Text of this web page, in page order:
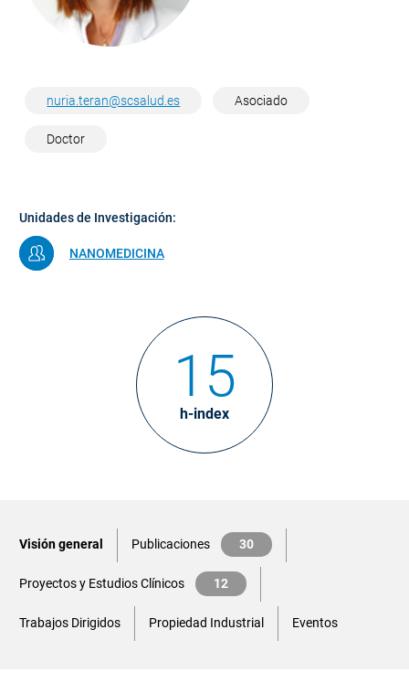
nuria.teran@scsalud.es Asociado
Doctor
Unidades de Investigación:
NANOMEDICINA
h-index
15
Visión general Publicaciones 30
Proyectos y Estudios Clínicos 12
Trabajos Dirigidos Propiedad Industrial Eventos